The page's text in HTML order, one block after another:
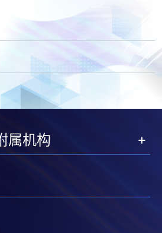
（EPS）、微信支付
宝(Alipay)
一所报名中心，以现金、「易
Pay）或支付宝
票背面请写上课程名称及申请
递交划线支票、报名表格及有关
属机构